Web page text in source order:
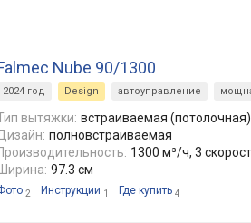
Nube 90/1300
2024 год Design автоуправление
вытяжки: встраиваемая (потолочная)
полновстраиваемая
1300 м³/ч, 3
Ширина: 97.3 см
2 Инструкции 1 Где купить 4